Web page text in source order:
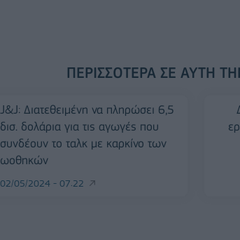
ΠΕΡΙΣΣΌΤΕΡΑ ΣΕ ΑΥΤΉ
J&J: Διατεθειμένη να πληρώσει 6,5
δισ. δολάρια για τις αγωγές που
συνδέουν το ταλκ με καρκίνο των
ωοθηκών
02/05/2024 - 07:22